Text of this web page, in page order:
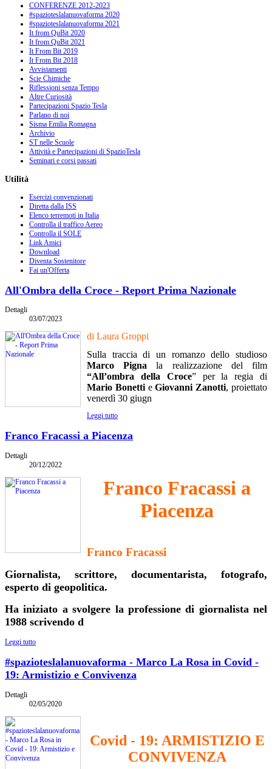
CONFERENZE 2012-2023
#spazioteslalanuovaforma 2020
#spazioteslalanuovaforma 2021
It from QuBit 2020
It from QuBit 2021
It From Bit 2019
It From Bit 2018
Avvistamenti
Scie Chimiche
Riflessioni senza Tempo
Altre Curiosità
Partecipazioni Spazio Tesla
Parlano di noi
Sisma Emilia Romagna
Archivio
ST nelle Scuole
Attività e Partecipazioni di SpazioTesla
Seminari e corsi passati
Utilità
Esercizi convenzionati
Diretta dalla ISS
Elenco terremoti in Italia
Controlla il traffico Aereo
Controlla il SOLE
Link Amici
Download
Diventa Sostenitore
Fai un'Offerta
All'Ombra della Croce - Report Prima Nazionale
Dettagli
03/07/2023
di Laura Groppi
Sulla traccia di un romanzo dello studioso
Marco Pigna la realizzazione del film
“All’ombra della Croce” per la regia di
Mario BonettieGiovanni Zanotti, proiettato
venerdì 30 giugn
Leggi tutto
Franco Fracassi a Piacenza
Dettagli
20/12/2022
Franco Fracassi a
Piacenza
Franco Fracassi
Giornalista, scrittore, documentarista, fotografo,
esperto di geopolitica.
Ha iniziato a svolgere la professione di giornalista nel
1988 scrivendo d
Leggi tutto
#spazioteslalanuovaforma - Marco La Rosa in Covid -
19: Armistizio e Convivenza
Dettagli
02/05/2020
Covid - 19: ARMISTIZIO E
CONVIVENZA